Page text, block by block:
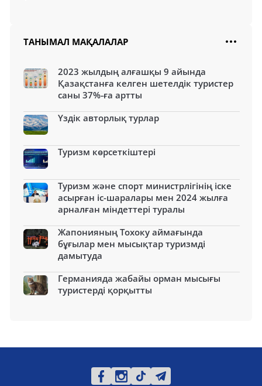
ТАНЫМАЛ МАҚАЛАЛАР
2023 жылдың алғашқы 9 айында
Қазақстанға келген шетелдік туристер
саны 37%-ға артты
Үздік авторлық турлар
Туризм көрсеткіштері
Туризм және спорт министрлігінің іске
асырған іс-шаралары мен 2024 жылға
арналған міндеттері туралы
Жапонияның Тохоку аймағында
бұғылар мен мысықтар туризмді
дамытуда
Германияда жабайы орман мысығы
туристерді қорқытты